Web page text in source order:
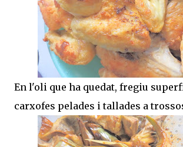
En l'oli que ha quedat, fregiu
carxofes pelades i tallades a